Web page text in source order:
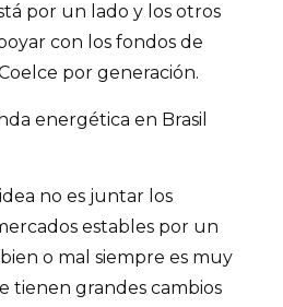
por un lado y los otros
con los fondos de
por generación.
energética en Brasil
no es juntar los
estables por un
o mal siempre es muy
tienen grandes cambios